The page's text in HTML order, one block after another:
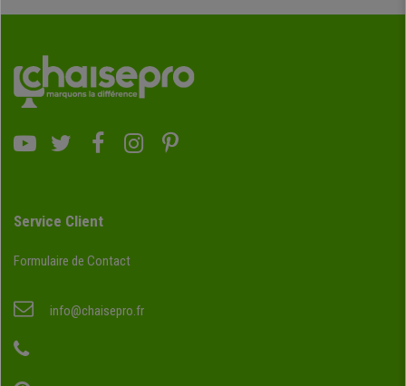
Service Client
Formulaire de Contact
info@chaisepro.fr